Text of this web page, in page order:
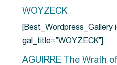
WOYZECK
[Best_Wordpress_Gallery
gal_title=”WOYZECK”]
AGUIRRE The Wrath